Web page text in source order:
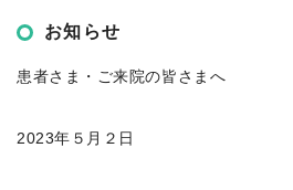
お知らせ
患者さま・ご来院の皆さまへ
2023年５月２日